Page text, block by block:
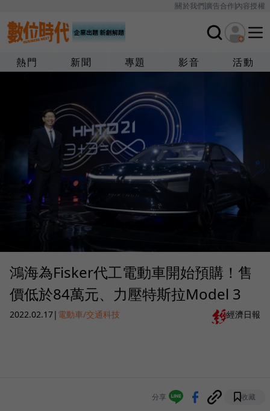
關於我們廣告合作內容授權
熱門 新聞 專題 影音 活動
鴻海為Fisker代工電動車開始預購！售
價低於84萬元、力壓特斯拉Model 3
2022.02.17| 電動車/交通科技 經濟日報
分享 收藏